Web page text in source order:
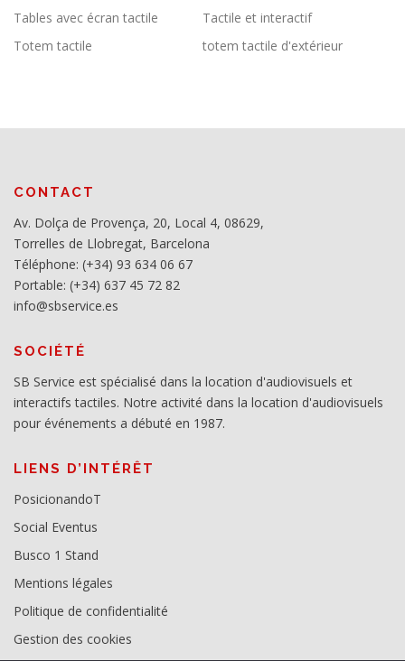
Tables avec écran tactile
Tactile et interactif
Totem tactile
totem tactile d'extérieur
CONTACT
Av. Dolça de Provença, 20, Local 4, 08629,
Torrelles de Llobregat, Barcelona
Téléphone: (+34) 93 634 06 67
Portable: (+34) 637 45 72 82
info@sbservice.es
SOCIÉTÉ
SB Service est spécialisé dans la location d'audiovisuels et
interactifs tactiles. Notre activité dans la location d'audiovisuels
pour événements a débuté en 1987.
LIENS D’INTÉRÊT
PosicionandoT
Social Eventus
Busco 1 Stand
Mentions légales
Politique de confidentialité
Gestion des cookies